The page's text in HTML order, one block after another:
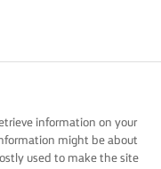
information on your
might be about
used to make the site